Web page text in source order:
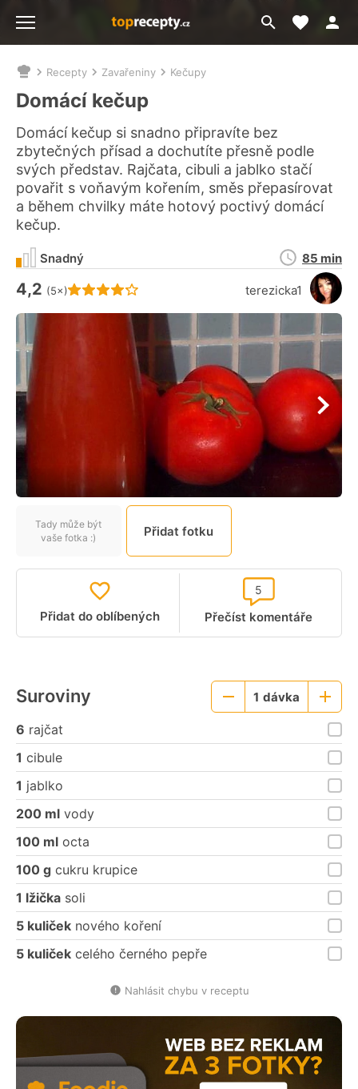
Přejít
na
Moje
Nacházíte
se
zde:
Recepty Zavařeniny Kečupy
Domácí kečup
Domácí kečup si snadno připravíte bez
zbytečných přísad a dochutíte přesně podle
svých představ. Rajčata, cibuli a jablko stačí
povařit s voňavým kořením, směs přepasírovat
a během chvilky máte hotový poctivý domácí
kečup.
Hodnocení receptu je
4,2 (5×) terezicka1
Snadný
Doba
přípravy
85 min
Tady může být
vaše fotka :)
Přidat fotku
Přidat do oblíbených Přečíst komentáře
5
Suroviny
Menší
1 dávka
Větší
porce
6 rajčat
1 cibule
1 jablko
200 ml vody
100 ml octa
100 g cukru krupice
1 lžička soli
5 kuliček nového koření
5 kuliček celého černého pepře
Nahlásit chybu v receptu